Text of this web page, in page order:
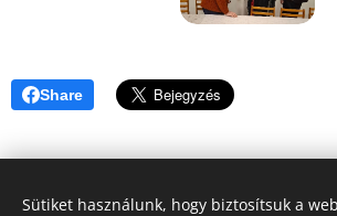
Share
Sütiket használunk, hogy biztosítsuk a